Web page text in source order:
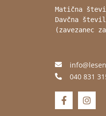
Matična
Davčna
(zavezanec za
040 831